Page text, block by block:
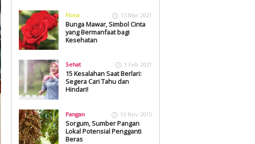
Flora 13 Mar 2021
Bunga Mawar, Simbol Cinta
yang Bermanfaat bagi
Kesehatan
Sehat 1 Feb 2021
15 Kesalahan Saat Berlari:
Segera Cari Tahu dan
Hindari!
Pangan 10 Nov 2015
Sorgum, Sumber Pangan
Lokal Potensial Pengganti
Beras